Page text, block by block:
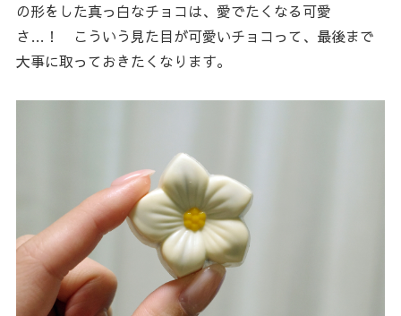
の形をした真っ白なチョコは、愛でたくなる可愛
さ…！ こういう見た目が可愛いチョコって、最後まで
大事に取っておきたくなります。